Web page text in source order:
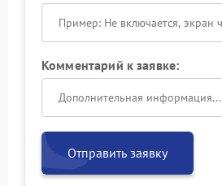
Комментарий к заявке:
Отправить заявку